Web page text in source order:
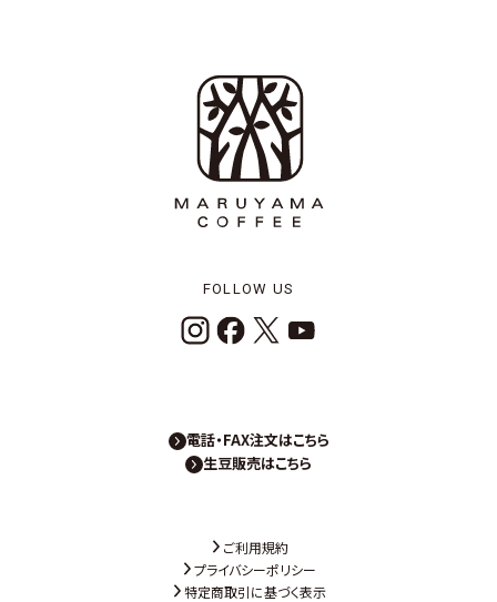
FOLLOW US
電話・FAX注文はこちら
生豆販売はこちら
ご利用規約
プライバシーポリシー
特定商取引に基づく表示